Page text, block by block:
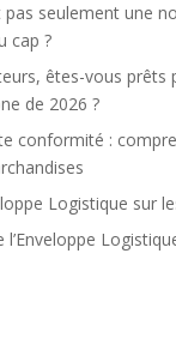
pas seulement une
cap ?
êtes-vous prêts
de 2026 ?
conformité :
Logistique sur
l’Enveloppe